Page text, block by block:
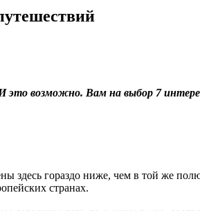
это возможно. Вам на выбор 7
здесь гораздо ниже, чем в той же
странах.